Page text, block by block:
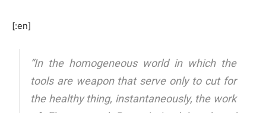
[:en]
“In the homogeneous world in which the
tools are weapon that serve only to cut for
the healthy thing, instantaneously, the work